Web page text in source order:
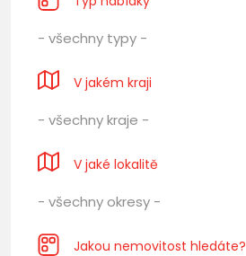
- všechny typy -
V jakém kraji
- všechny kraje -
V jaké lokalitě
- všechny okresy -
Jakou nemovitost hledáte?